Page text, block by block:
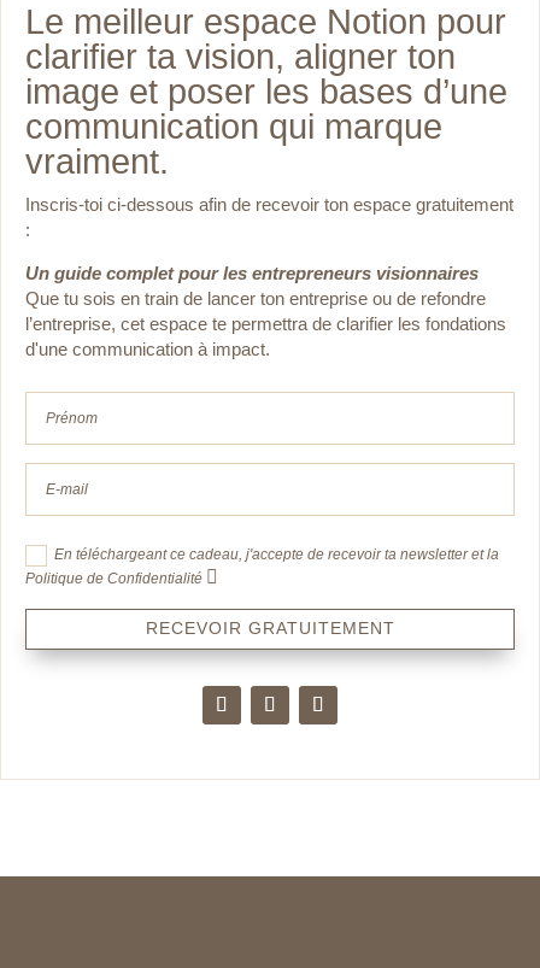
Le meilleur espace Notion pour
clarifier ta vision, aligner ton
image et poser les bases d’une
communication qui marque
vraiment.
Inscris-toi ci-dessous afin de recevoir ton espace gratuitement
:
Un guide complet pour les entrepreneurs visionnaires
Que tu sois en train de lancer ton entreprise ou de refondre
l’entreprise, cet espace te permettra de clarifier les fondations
d'une communication à impact.
En téléchargeant ce cadeau, j'accepte de recevoir ta newsletter et la
Politique de Confidentialité
RECEVOIR GRATUITEMENT